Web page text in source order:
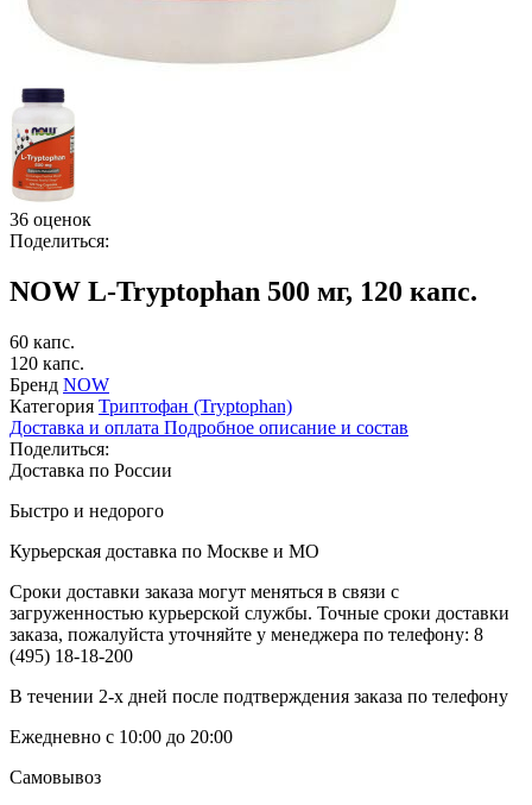
36 оценок
Поделиться:
NOW L-Tryptophan 500 мг, 120 капс.
60 капс.
120 капс.
Бренд NOW
Категория Триптофан (Tryptophan)
Доставка и оплата Подробное описание и состав
Поделиться:
Доставка по России
Быстро и недорого
Курьерская доставка по Москве и МО
Сроки доставки заказа могут меняться в связи с
загруженностью курьерской службы. Точные сроки доставки
заказа, пожалуйста уточняйте у менеджера по телефону: 8
(495) 18-18-200
В течении 2-х дней после подтверждения заказа по телефону
Ежедневно с 10:00 до 20:00
Самовывоз